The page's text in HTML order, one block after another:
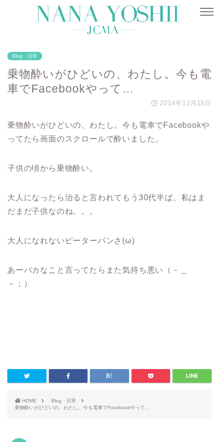
Blog・日常
乗物酔いがひどいの、わたし。今も電
車でFacebookやって…
2014年12月15日
乗物酔いがひどいの、わたし。今も電車でFacebookや
ってたら画面のスクロールで酔いました。
子供の頃から乗物酔い。
大人になったら治ると言われてもう30代半ば。私はま
だまだ子供なのね。。。
大人になれないピーターパンさ(ω)
あーバカなこと言ってたらまた気持ち悪い（－＿
－；）
HOME
Blog・日常
乗物酔いがひどいの、わたし。今も電車でFacebookやって...